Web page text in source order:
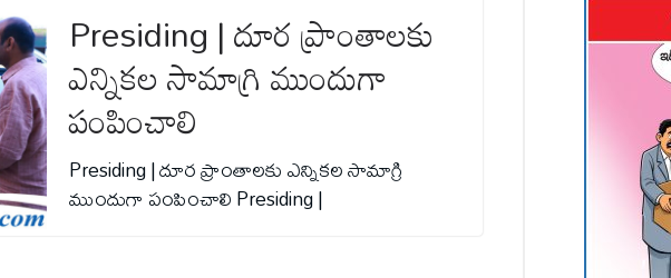
Presiding | దూర ప్రాంతాలకు
ఎన్నికల సామాగ్రి ముందుగా
పంపించాలి
Presiding | దూర ప్రాంతాలకు ఎన్నికల సామాగ్రి
ముందుగా పంపించాలి Presiding |